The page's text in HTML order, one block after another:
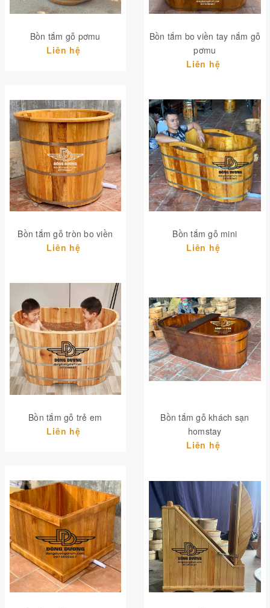
Bồn tắm gỗ pơmu
Liên hệ
Bồn tắm bo viền tay nắm gỗ
pơmu
Liên hệ
Bồn tắm gỗ tròn bo viền
Liên hệ
Bồn tắm gỗ mini
Liên hệ
Bồn tắm gỗ trẻ em
Liên hệ
Bồn tắm gỗ khách sạn
homstay
Liên hệ